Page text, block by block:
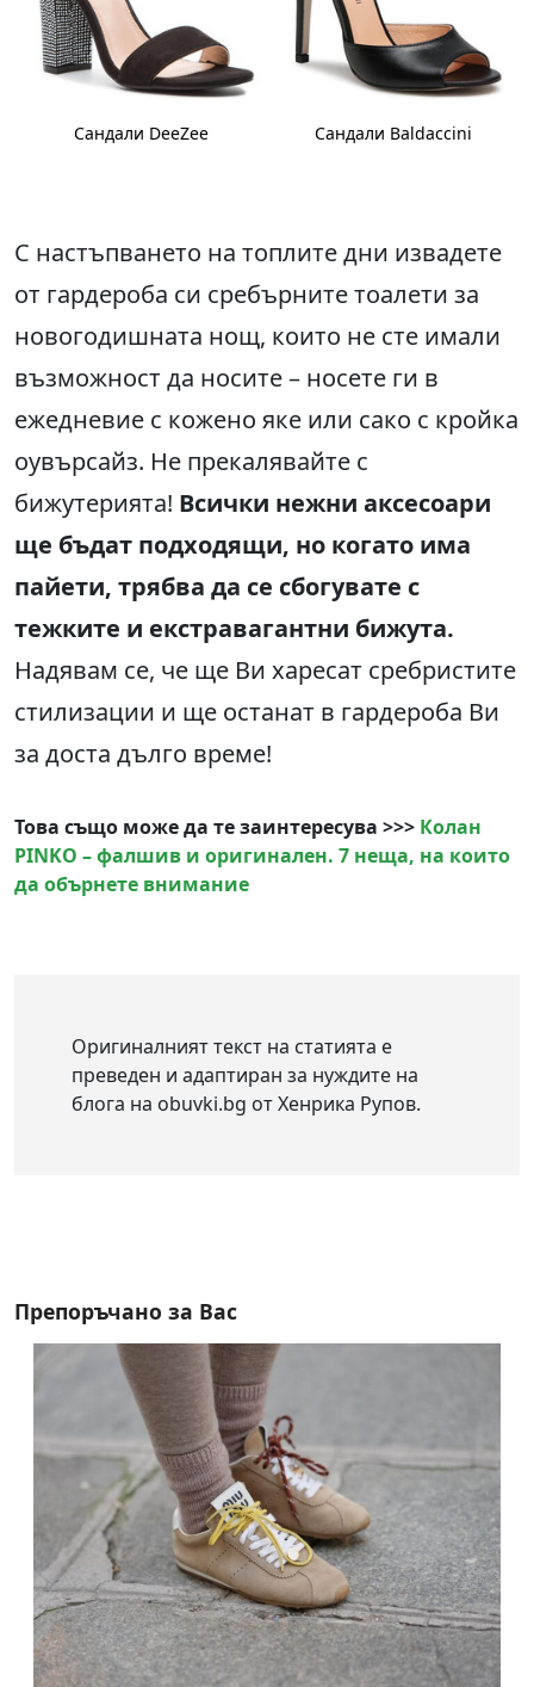
Сандали DeeZee Сандали Baldaccini
С настъпването на топлите дни извадете
от гардероба си сребърните тоалети за
новогодишната нощ, които не сте имали
възможност да носите – носете ги в
ежедневие с кожено яке или сако с кройка
оувърсайз. Не прекалявайте с
бижутерията! Всички нежни аксесоари
ще бъдат подходящи, но когато има
пайети, трябва да се сбогувате с
тежките и екстравагантни бижута.
Надявам се, че ще Ви харесат сребристите
стилизации и ще останат в гардероба Ви
за доста дълго време!
Това също може да те заинтересува >>> Колан
PINKO – фалшив и оригинален. 7 неща, на които
да обърнете внимание
Оригиналният текст на статията е
преведен и адаптиран за нуждите на
блога на obuvki.bg от Хенрика Рупов.
Препоръчано за Вас